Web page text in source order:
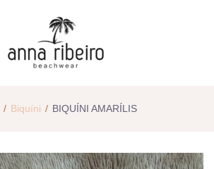
Biquíni BIQUÍNI AMARÍLIS